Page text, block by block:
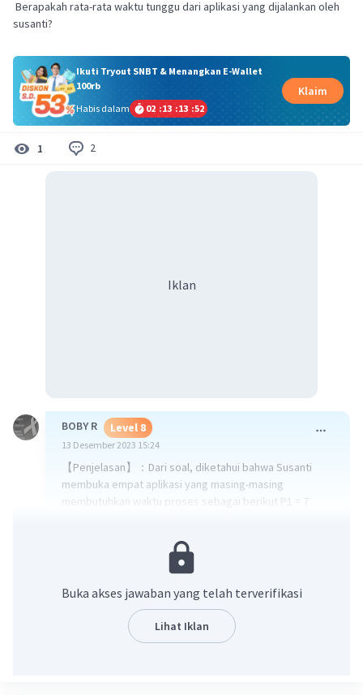
Berapakah rata-rata waktu tunggu dari aplikasi yang dijalankan oleh
susanti?
Ikuti Tryout SNBT & Menangkan E-Wallet
100rb
Habis dalam
02 :13 :13 :52
Klaim
1 2
Iklan
BOBY R Level 8
13 Desember 2023 15:24
【Penjelasan】：Dari soal, diketahui bahwa Susanti
membuka empat aplikasi yang masing-masing
membutuhkan waktu proses sebagai berikut P1 = 7
yang dipakai adalah Round Robin, maka waktu tunggu
setiap aplikasi adalah waktu pengerjaannya dibagi
quantum time, dikurangi satu, dikali quantum time,
ditambah residu dari pembagian waktu baku dengan
quantum time (jika residunya lebih besar dari quantum
time, maka residunya adalah quantum time). Karena
Buka akses jawaban yang telah terverifikasi
Lihat Iklan